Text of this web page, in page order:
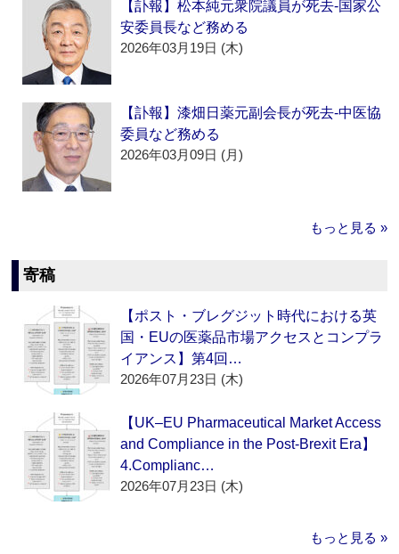
【訃報】松本純元衆院議員が死去‐国家公
安委員長など務める
2026年03月19日 (木)
【訃報】漆畑日薬元副会長が死去‐中医協
委員など務める
2026年03月09日 (月)
もっと見る »
寄稿
【ポスト・ブレグジット時代における英
国・EUの医薬品市場アクセスとコンプラ
イアンス】第4回…
2026年07月23日 (木)
【UK–EU Pharmaceutical Market Access
and Compliance in the Post-Brexit Era】
4.Complianc…
2026年07月23日 (木)
もっと見る »